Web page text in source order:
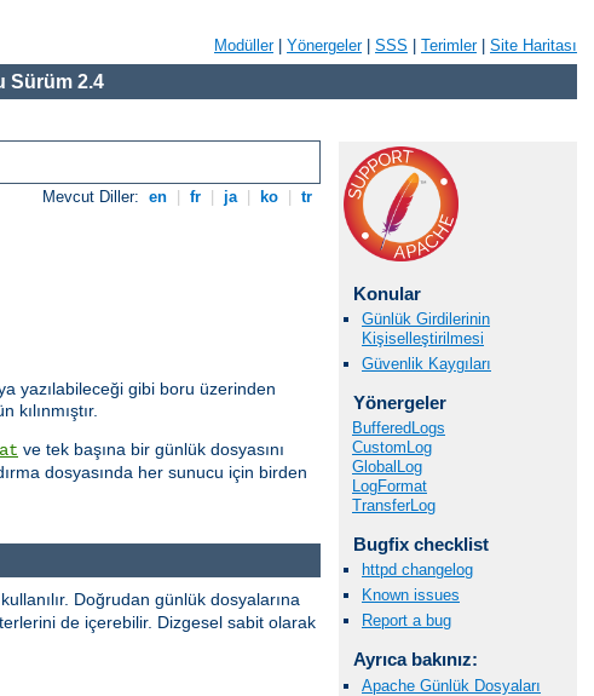
Modüller| Yönergeler| SSS Terimler| Site Haritası
Sürüm 2.4
Mevcut Diller: en fr ja ko tr
yazılabileceği gibi boru üzerinden
ve tek başına bir günlük dosyasını
dosyasında her sunucu için birden
Konular
Günlük Girdilerinin
Kişiselleştirilmesi
Güvenlik Kaygıları
Yönergeler
BufferedLogs
CustomLog
GlobalLog
LogFormat
TransferLog
Bugfix checklist
httpd changelog
Known issues
Report a bug
Ayrıca bakınız:
Apache Günlük Dosyaları
Doğrudan günlük dosyalarına
de içerebilir. Dizgesel sabit olarak